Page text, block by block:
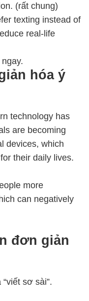
(rất chung)
texting instead of
real-life
hóa ý
technology has
are becoming
devices, which
their daily lives.
more
can negatively
đơn giản
sơ sài”.